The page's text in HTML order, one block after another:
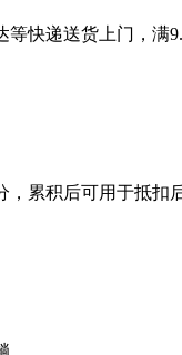
等快递送货上门，满
，累积后可用于抵